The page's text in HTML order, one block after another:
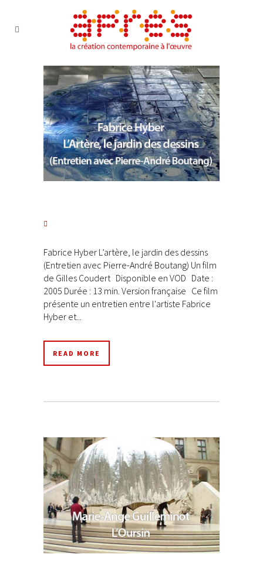
Fabrice Hyber L’artère, le jardin des dessins
(Entretien avec Pierre-André Boutang) Un film
de Gilles Coudert Disponible en VOD Date :
2005 Durée : 13 min. Version française Ce film
présente un entretien entre l'artiste Fabrice
Hyber et...
READ MORE